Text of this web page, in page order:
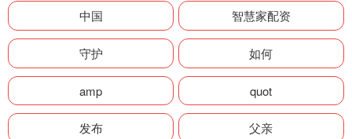
中国 智慧家配资
守护 如何
amp quot
发布 父亲